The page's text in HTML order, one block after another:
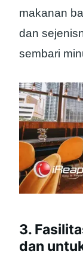
makanan
dan
sembari
3.
dan